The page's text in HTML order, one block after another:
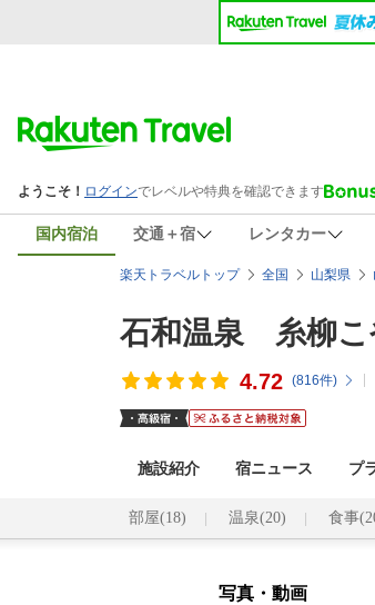
国内宿泊 交通＋宿 レンタカー
楽天トラベルトップ 全国 山梨県
石和温泉 糸柳
4.72 (816件)
施設紹介 宿ニュース プ
部屋(18) 温泉(20) 食事
写真・動画